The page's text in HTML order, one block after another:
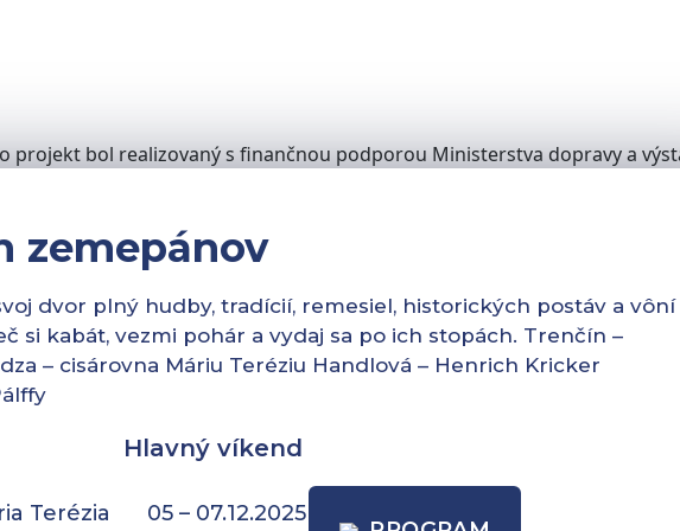
projekt bol realizovaný s finančnou podporou Ministerstva dopravy a
zemepánov
dvor plný hudby, tradícií, remesiel, historických postáv a vôní
si kabát, vezmi pohár a vydaj sa po ich stopách. Trenčín –
– cisárovna Máriu Teréziu Handlová – Henrich Kricker
Hlavný víkend
Terézia 05 – 07.12.2025